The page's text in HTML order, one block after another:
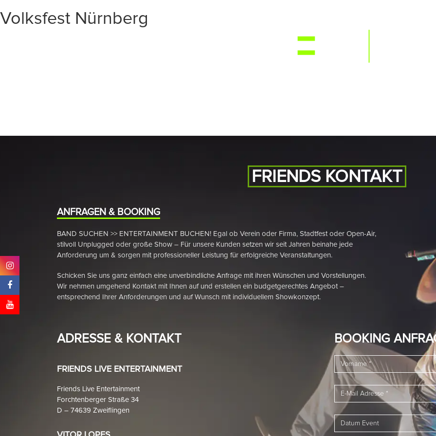
Volksfest Nürnberg
FRIENDS KONTAKT
ANFRAGEN & BOOKING
BAND SUCHEN >> ENTERTAINMENT BUCHEN! Egal ob Verein oder Firma, Stadtfest oder Open-Air,
stilvoll Unplugged oder große Show – Für unsere Kunden setzen wir seit Jahren beinahe jede
Anforderung um & sorgen mit professioneller Leistung für erfolgreiche Veranstaltungen.
Schicken Sie uns ganz einfach eine unverbindliche Anfrage mit ihren Wünschen und Vorstellungen.
Wir nehmen umgehend Kontakt mit Ihnen auf und erstellen ein budgetgerechtes Angebot –
entsprechend Ihrer Anforderungen und auf Wunsch mit individuellem Showkonzept.
ADRESSE & KONTAKT
FRIENDS LIVE ENTERTAINMENT
Friends Live Entertainment
Forchtenberger Straße 34
D – 74639 Zweiflingen
BOOKING